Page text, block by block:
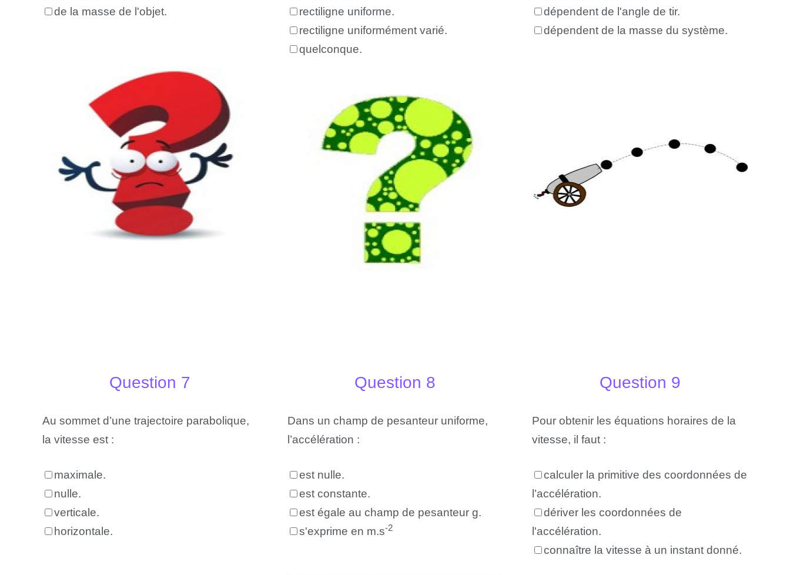
de la masse de l'objet.
rectiligne uniforme.
rectiligne uniformément varié.
quelconque.
dépendent de l'angle de tir.
dépendent de la masse du système.
Question 7
Au sommet d’une trajectoire parabolique,
la vitesse est :
maximale.
nulle.
verticale.
horizontale.
Question 8
Dans un champ de pesanteur uniforme,
l’accélération :
est nulle.
est constante.
est égale au champ de pesanteur g.
s'exprime en m.s-2
Question 9
Pour obtenir les équations horaires de la
vitesse, il faut :
calculer la primitive des coordonnées de
l’accélération.
dériver les coordonnées de
l'accélération.
connaître la vitesse à un instant donné.